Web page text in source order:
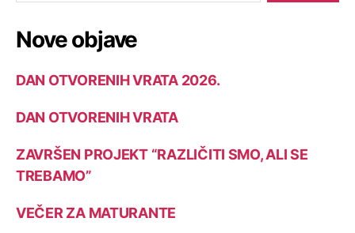
Nove objave
DAN OTVORENIH VRATA 2026.
DAN OTVORENIH VRATA
ZAVRŠEN PROJEKT “RAZLIČITI SMO, ALI SE
TREBAMO”
VEČER ZA MATURANTE